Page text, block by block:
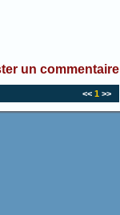
un commentaire
<< 1 >>